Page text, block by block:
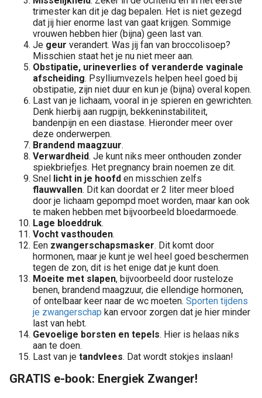
trimester kan dit je dag bepalen. Het is niet gezegd
dat jij hier enorme last van gaat krijgen. Sommige
vrouwen hebben hier (bijna) geen last van.
Je geur verandert. Was jij fan van broccolisoep?
Misschien staat het je nu niet meer aan.
Obstipatie, urineverlies of veranderde vaginale
afscheiding. Psylliumvezels helpen heel goed bij
obstipatie, zijn niet duur en kun je (bijna) overal kopen.
Last van je lichaam, vooral in je spieren en gewrichten.
Denk hierbij aan rugpijn, bekkeninstabiliteit,
bandenpijn en een diastase. Hieronder meer over
deze onderwerpen.
Brandend maagzuur.
Verwardheid. Je kunt niks meer onthouden zonder
spiekbriefjes. Het pregnancy brain noemen ze dit.
Snel licht in je hoofd en misschien zelfs
flauwvallen. Dit kan doordat er 2 liter meer bloed
door je lichaam gepompd moet worden, maar kan ook
te maken hebben met bijvoorbeeld bloedarmoede.
Lage bloeddruk.
Vocht vasthouden.
Een zwangerschapsmasker. Dit komt door
hormonen, maar je kunt je wel heel goed beschermen
tegen de zon, dit is het enige dat je kunt doen.
Moeite met slapen, bijvoorbeeld door rusteloze
benen, brandend maagzuur, die ellendige hormonen,
of ontelbaar keer naar de wc moeten. Sporten tijdens
je zwangerschap kan ervoor zorgen dat je hier minder
last van hebt.
Gevoelige borsten en tepels. Hier is helaas niks
aan te doen.
Last van je tandvlees. Dat wordt stokjes inslaan!
GRATIS e-book: Energiek Zwanger!